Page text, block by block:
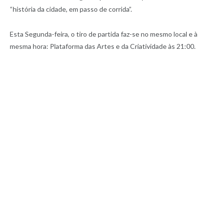
“história da cidade, em passo de corrida”.
Esta Segunda-feira, o tiro de partida faz-se no mesmo local e à
mesma hora: Plataforma das Artes e da Criatividade às 21:00.